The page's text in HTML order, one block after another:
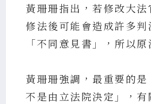
黃珊珊指出，若修改大
修法後可能會造成許多
「不同意見書」，所以
黃珊珊強調，最重要的
不是由立法院決定」，